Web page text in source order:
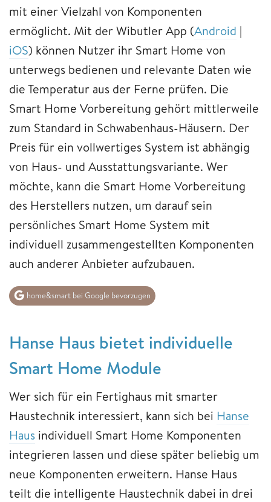
mit einer Vielzahl von Komponenten
ermöglicht. Mit der Wibutler App (Android |
iOS) können Nutzer ihr Smart Home von
unterwegs bedienen und relevante Daten wie
die Temperatur aus der Ferne prüfen. Die
Smart Home Vorbereitung gehört mittlerweile
zum Standard in Schwabenhaus-Häusern. Der
Preis für ein vollwertiges System ist abhängig
von Haus- und Ausstattungsvariante. Wer
möchte, kann die Smart Home Vorbereitung
des Herstellers nutzen, um darauf sein
persönliches Smart Home System mit
individuell zusammengestellten Komponenten
auch anderer Anbieter aufzubauen.
home&smart bei Google bevorzugen
Hanse Haus bietet individuelle
Smart Home Module
Wer sich für ein Fertighaus mit smarter
Haustechnik interessiert, kann sich bei Hanse
Haus individuell Smart Home Komponenten
integrieren lassen und diese später beliebig um
neue Komponenten erweitern. Hanse Haus
teilt die intelligente Haustechnik dabei in drei